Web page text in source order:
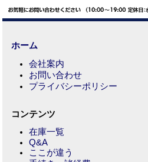
ホーム
会社案内
お問い合わせ
プライバシーポリシー
コンテンツ
在庫一覧
Q&A
ここが違う